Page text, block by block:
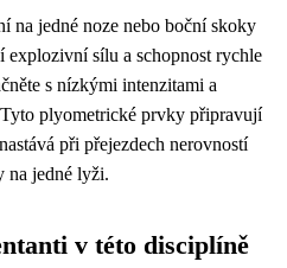
na jedné noze nebo boční skoky
sílu a schopnost rychle
s nízkými intenzitami a
plyometrické prvky připravují
při přejezdech nerovností
na jedné lyži.
v této disciplíně